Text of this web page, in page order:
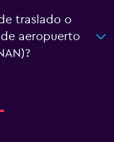
traslado o
aeropuerto